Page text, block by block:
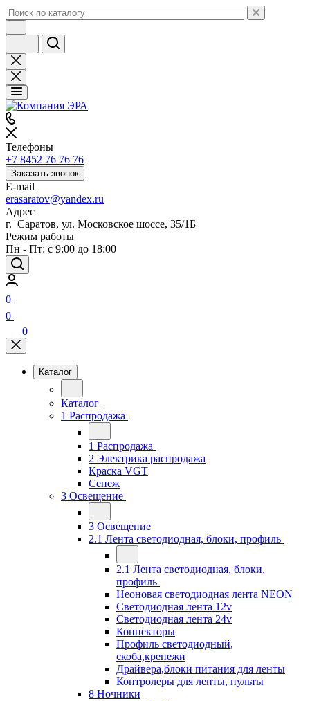
Телефоны
+7 8452 76 76 76
Заказать звонок
E-mail
erasaratov@yandex.ru
Адрес
г. Саратов, ул. Московское шоссе, 35/1Б
Режим работы
Пн - Пт: с 9:00 до 18:00
0
0
0
Каталог
Каталог
1 Распродажа
1 Распродажа
2 Электрика распродажа
Краска VGT
Сенеж
3 Освещение
3 Освещение
2.1 Лента светодиодная, блоки, профиль
2.1 Лента светодиодная, блоки,
профиль
Неоновая светодиодная лента NEON
Светодиодная лента 12v
Светодиодная лента 24v
Коннекторы
Профиль светодиодный,
скоба,крепежи
Драйвера,блоки питания для ленты
Контролеры для ленты, пульты
8 Ночники